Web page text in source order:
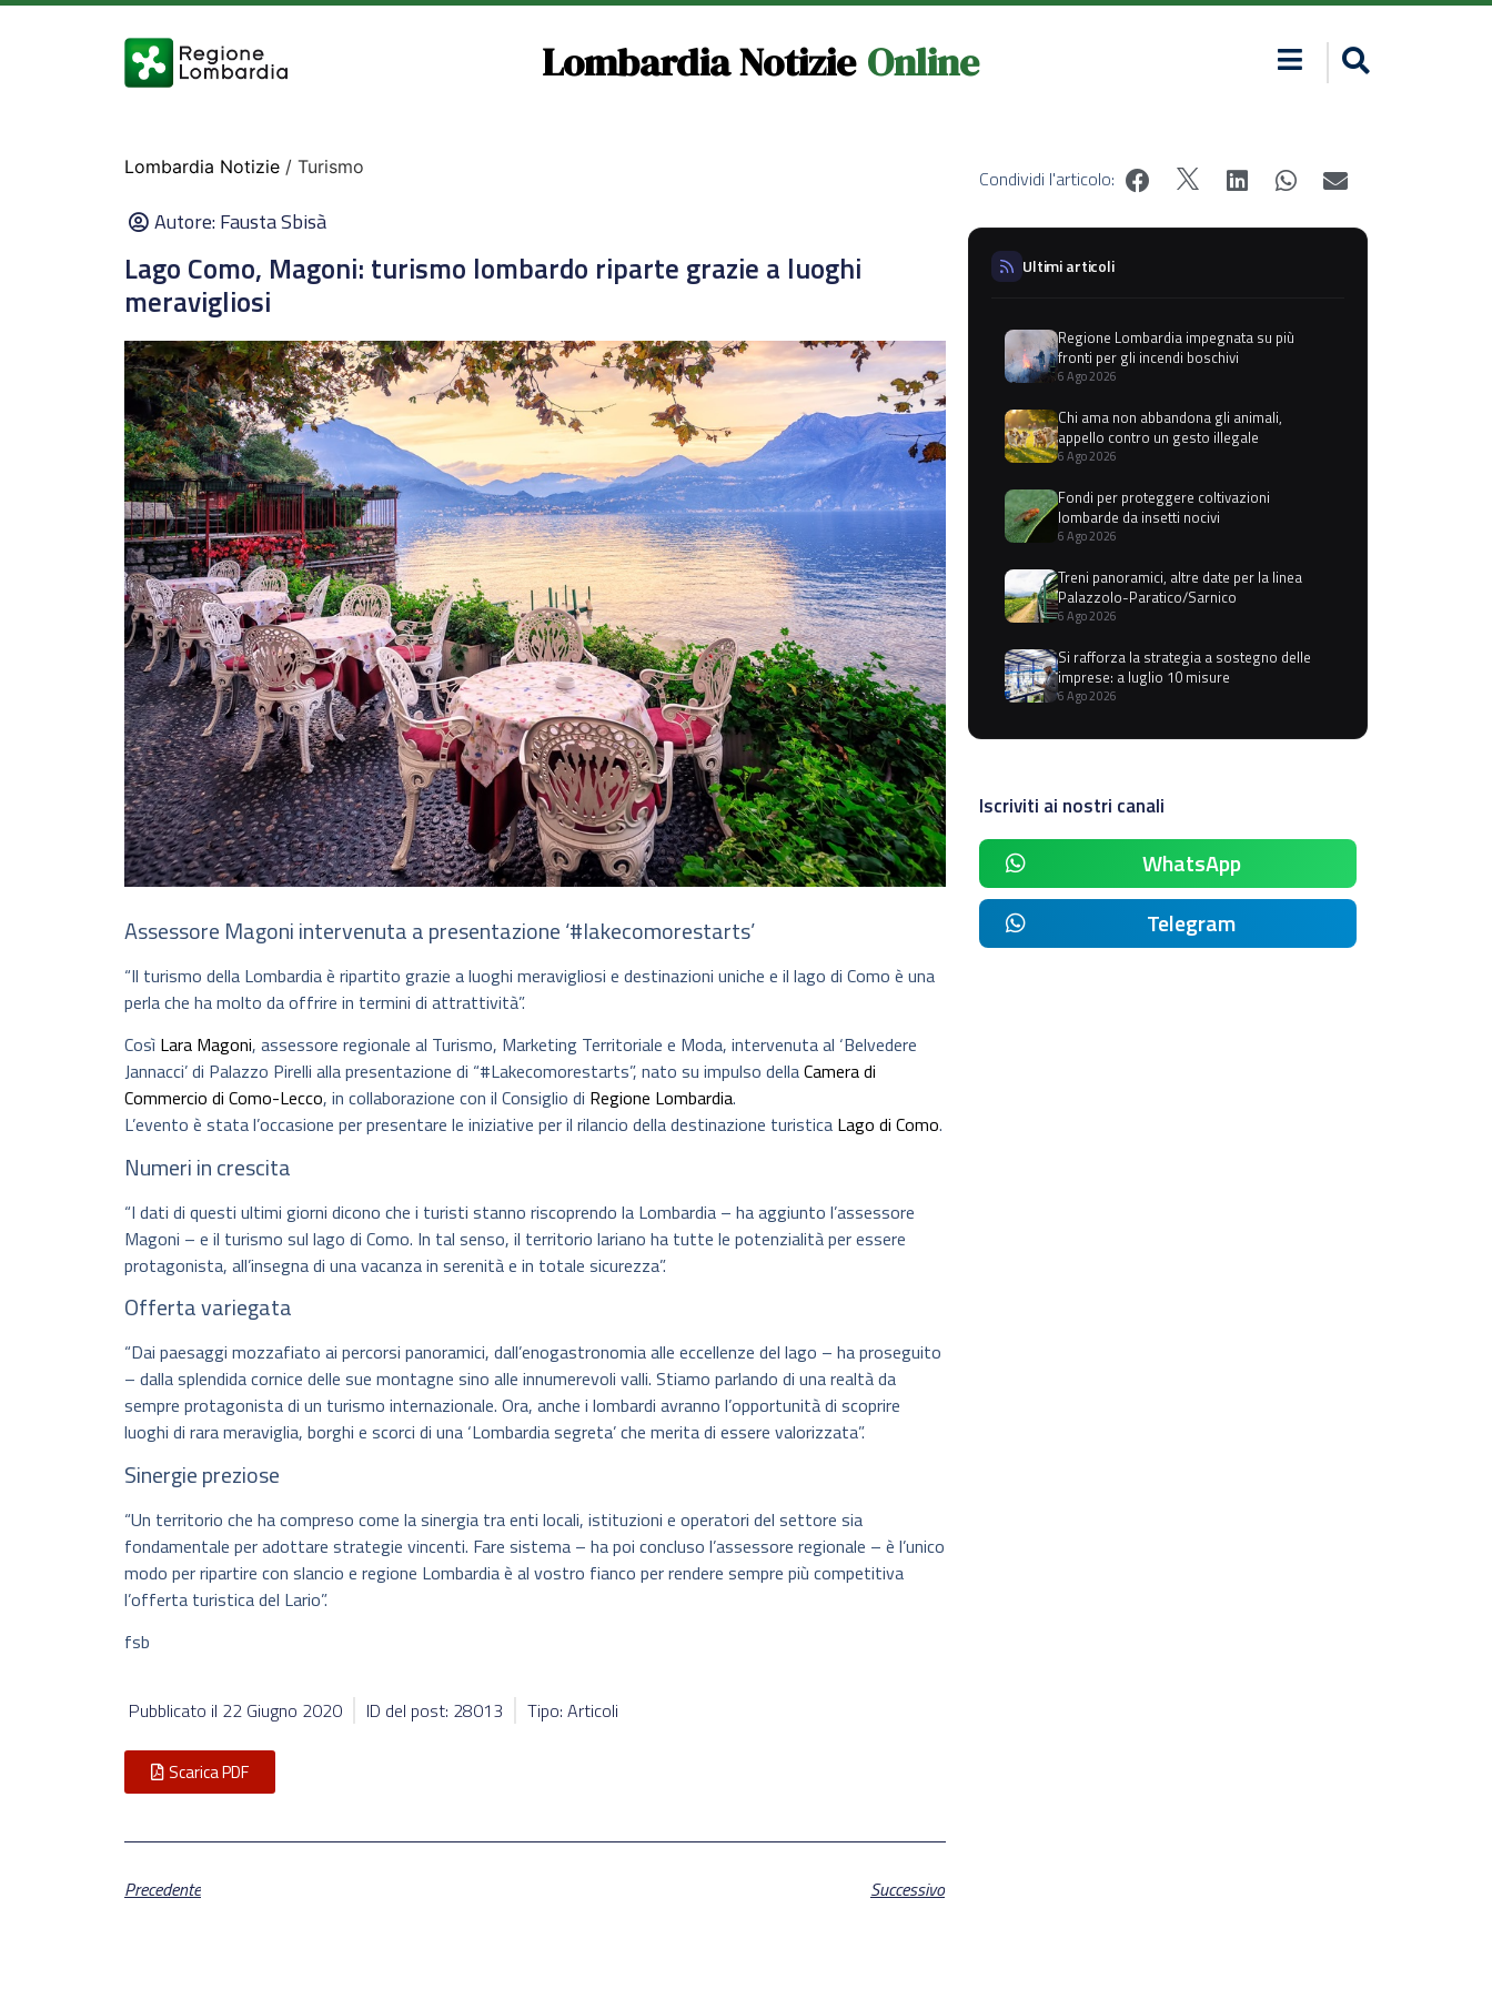
Lombardia Notizie Online
Lombardia Notizie / Turismo
Autore:Fausta Sbisà
Lago Como, Magoni: turismo lombardo riparte grazie a luoghi
meravigliosi
Assessore Magoni intervenuta a presentazione ‘#lakecomorestarts’
“Il turismo della Lombardia è ripartito grazie a luoghi meravigliosi e destinazioni uniche e il lago di Como è una
perla che ha molto da offrire in termini di attrattività”.
Così Lara Magoni, assessore regionale al Turismo, Marketing Territoriale e Moda, intervenuta al ‘Belvedere
Jannacci’ di Palazzo Pirelli alla presentazione di “#Lakecomorestarts”, nato su impulso dellaCamera di
Commercio di Como-Lecco, in collaborazione con il Consiglio di Regione Lombardia.
L’evento è stata l’occasione per presentare le iniziative per il rilancio della destinazione turistica Lago di Como.
Numeri in crescita
“I dati di questi ultimi giorni dicono che i turisti stanno riscoprendo la Lombardia – ha aggiunto l’assessore
Magoni – e il turismo sul lago di Como. In tal senso, il territorio lariano ha tutte le potenzialità per essere
protagonista, all’insegna di una vacanza in serenità e in totale sicurezza”.
Offerta variegata
“Dai paesaggi mozzafiato ai percorsi panoramici, dall’enogastronomia alle eccellenze del lago – ha proseguito
– dalla splendida cornice delle sue montagne sino alle innumerevoli valli. Stiamo parlando di una realtà da
sempre protagonista di un turismo internazionale. Ora, anche i lombardi avranno l’opportunità di scoprire
luoghi di rara meraviglia, borghi e scorci di una ‘Lombardia segreta’ che merita di essere valorizzata”.
Sinergie preziose
“Un territorio che ha compreso come la sinergia tra enti locali, istituzioni e operatori del settore sia
fondamentale per adottare strategie vincenti. Fare sistema – ha poi concluso l’assessore regionale – è l’unico
modo per ripartire con slancio e regione Lombardia è al vostro fianco per rendere sempre più competitiva
l’offerta turistica del Lario”.
fsb
Pubblicato il 22 Giugno 2020 ID del post: 28013 Tipo: Articoli
Scarica PDF
Precedente Successivo
Condividi l'articolo:
Ultimi articoli
Regione Lombardia impegnata su più
fronti per gli incendi boschivi
6 Ago 2026
Chi ama non abbandona gli animali,
appello contro un gesto illegale
6 Ago 2026
Fondi per proteggere coltivazioni
lombarde da insetti nocivi
6 Ago 2026
Treni panoramici, altre date per la linea
Palazzolo-Paratico/Sarnico
6 Ago 2026
Si rafforza la strategia a sostegno delle
imprese: a luglio 10 misure
6 Ago 2026
Iscriviti ai nostri canali
WhatsApp
Telegram